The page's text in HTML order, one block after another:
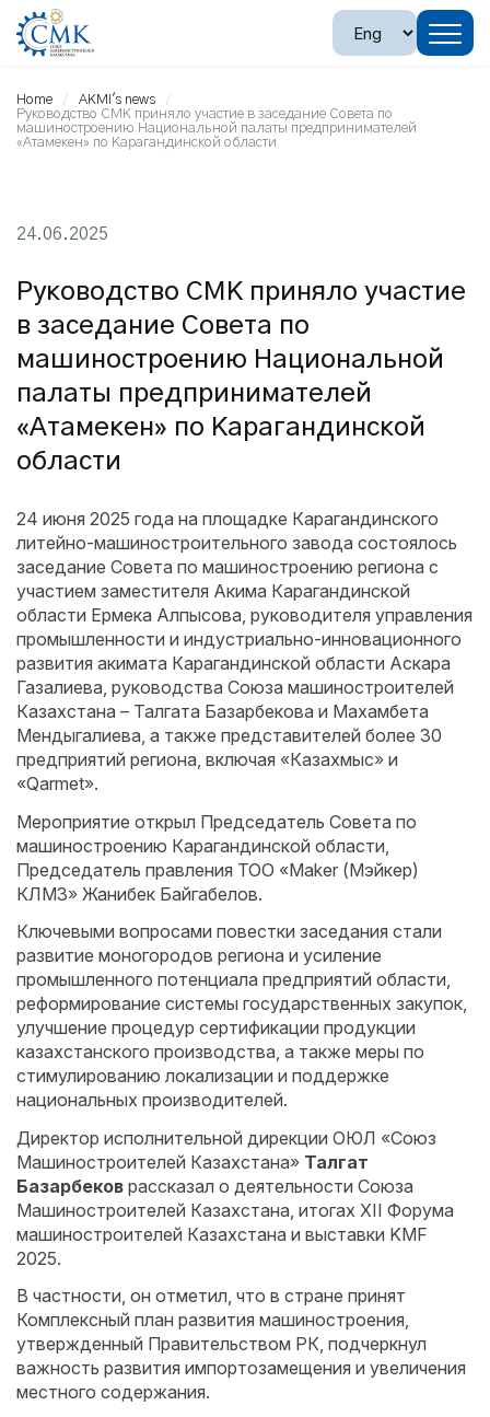
Home
AKMI's news
Руководство СМК приняло участие в заседание Совета по
машиностроению Национальной палаты предпринимателей
«Атамекен» по Карагандинской области
24.06.2025
Руководство СМК приняло участие
в заседание Совета по
машиностроению Национальной
палаты предпринимателей
«Атамекен» по Карагандинской
области
24 июня 2025 года на площадке Карагандинского
литейно-машиностроительного завода состоялось
заседание Совета по машиностроению региона с
участием заместителя Акима Карагандинской
области Ермека Алпысова, руководителя управления
промышленности и индустриально-инновационного
развития акимата Карагандинской области Аскара
Газалиева, руководства Союза машиностроителей
Казахстана – Талгата Базарбекова и Махамбета
Мендыгалиева, а также представителей более 30
предприятий региона, включая «Казахмыс» и
«Qarmet».
Мероприятие открыл Председатель Совета по
машиностроению Карагандинской области,
Председатель правления ТОО «Maker (Мэйкер)
КЛМЗ» Жанибек Байгабелов.
Ключевыми вопросами повестки заседания стали
развитие моногородов региона и усиление
промышленного потенциала предприятий области,
реформирование системы государственных закупок,
улучшение процедур сертификации продукции
казахстанского производства, а также меры по
стимулированию локализации и поддержке
национальных производителей.
Директор исполнительной дирекции ОЮЛ «Союз
Машиностроителей Казахстана» Талгат
Базарбеков рассказал о деятельности Союза
Машиностроителей Казахстана, итогах XII Форума
машиностроителей Казахстана и выставки KMF
2025.
В частности, он отметил, что в стране принят
Комплексный план развития машиностроения,
утвержденный Правительством РК, подчеркнул
важность развития импортозамещения и увеличения
местного содержания.